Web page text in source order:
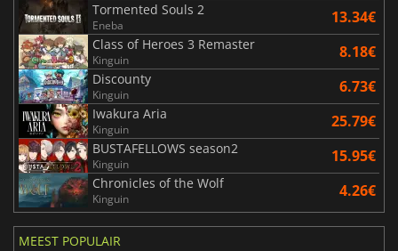
Tormented Souls 2
Eneba 13.34€
Class of Heroes 3 Remaster
Kinguin 8.18€
Discounty
Kinguin 6.73€
Iwakura Aria
Kinguin 25.79€
BUSTAFELLOWS season2
Kinguin 15.95€
Chronicles of the Wolf
Kinguin 4.26€
MEEST POPULAIR